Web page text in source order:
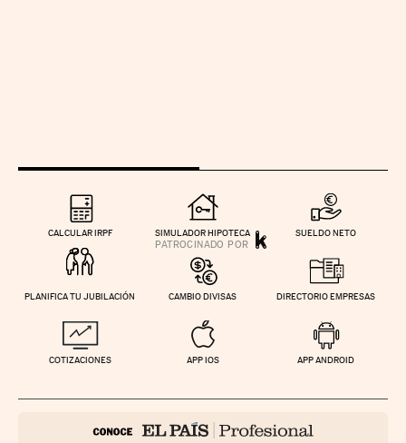
CALCULAR IRPF SIMULADOR HIPOTECA SUELDO NETO
PLANIFICA TU JUBILACIÓN CAMBIO DIVISAS DIRECTORIO EMPRESAS
COTIZACIONES APP IOS APP ANDROID